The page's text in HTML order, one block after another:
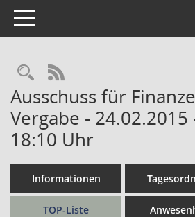
Toggle navigation
Rechercheauswahl
RSS-Feed
Ausschuss für
Vergabe - 24.02.2015
18:10 Uhr
Informationen
TOP-Liste